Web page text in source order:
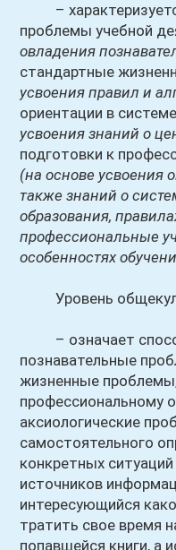
–
проблемы учебной
овладения
стандартные
усвоения правил и
ориентации в
усвоения знаний о
подготовки к
(на основе усвоения
также знаний о
образования,
профессиональные
особенностях
Уровень
– означает
познавательные
жизненные
профессиональному
аксиологические
самостоятельного
конкретных
источников
интересующийся
тратить свое время
попавшейся книги, а